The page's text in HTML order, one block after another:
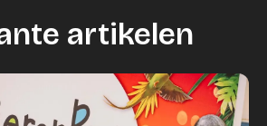
artikelen